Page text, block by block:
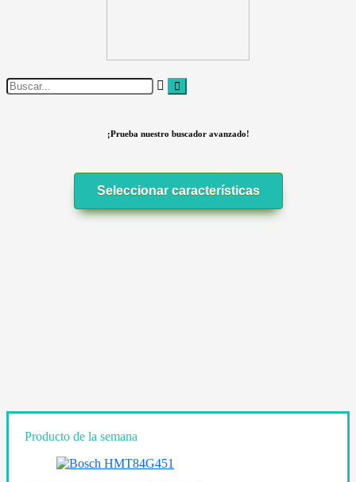
¡Prueba nuestro buscador avanzado!
Seleccionar características
Producto de la semana